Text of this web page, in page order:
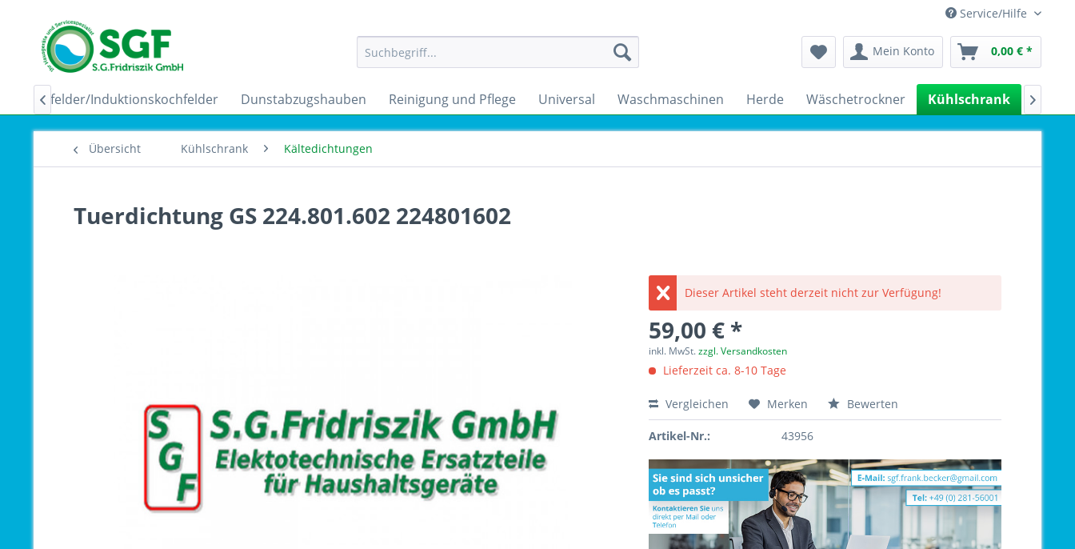
Service/Hilfe
Mein Konto 0,00 € *
Ceranfelder/Induktionskochfelder Dunstabzugshauben Reinigung und Pflege Universal Waschmaschinen Herde Wäschetrockner Kühlschrank
 
Übersicht Kühlschrank Kältedichtungen
Tuerdichtung GS 224.801.602 224801602
Dieser Artikel steht derzeit nicht zur Verfügung!
59,00 € *
inkl. MwSt.zzgl. Versandkosten
Lieferzeit ca. 8-10 Tage
Vergleichen Merken Bewerten
Artikel-Nr.: 43956